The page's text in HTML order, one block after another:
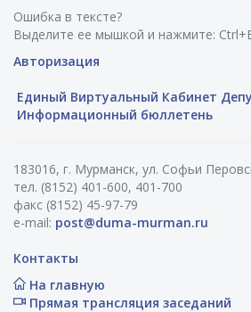
Ошибка в тексте?
Выделите ее мышкой и нажмите:
Авторизация
Единый Виртуальный Кабинет
Информационный бюллетень
183016, г. Мурманск, ул. Софьи
тел. (8152) 401-600, 401-700
факс (8152) 45-97-79
e-mail: post@duma-murman.ru
Контакты
На главную
Прямая трансляция заседаний